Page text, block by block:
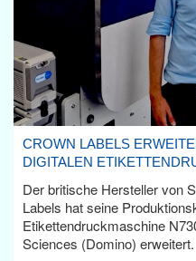
CROWN LABELS
DIGITALEN
Der britische Hersteller von
Labels hat seine
Etikettendruckmaschine
Sciences (Domino) erweitert.